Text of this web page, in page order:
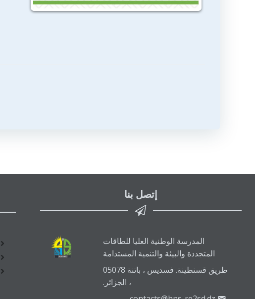
إتصل بنا
المدرسة الوطنية العليا للطاقات
المتجددة والبيئة والتنمية المستدامة
طريق قسنطينة. فسديس ، باتنة 05078
، الجزائر.